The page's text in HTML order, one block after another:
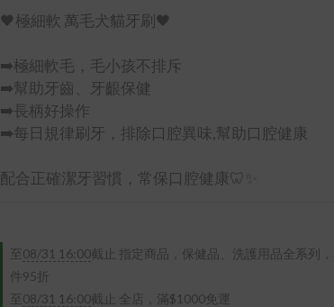
🖤極細軟 萬毛犬貓牙刷🖤
➡️極細軟毛，毛小孩不排斥
➡️幫助牙齒、牙齦保健
➡️長柄好操作
➡️每日規律刷牙，排除口腔異味,幫助口腔健康
配合正確潔牙習慣，常保口腔健康🦷✨
至 08/31 16:00截止
指定商品，保健品、洗護用品全系列，
件95折
至 08/31 16:00截止 全店，滿$1000免運